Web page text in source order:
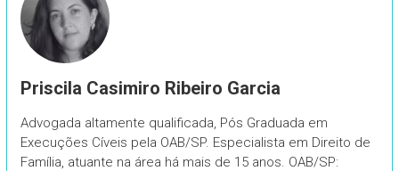
Priscila Casimiro Ribeiro Garcia
Advogada altamente qualificada, Pós Graduada em
Execuções Cíveis pela OAB/SP. Especialista em Direito de
Família, atuante na área há mais de 15 anos. OAB/SP: